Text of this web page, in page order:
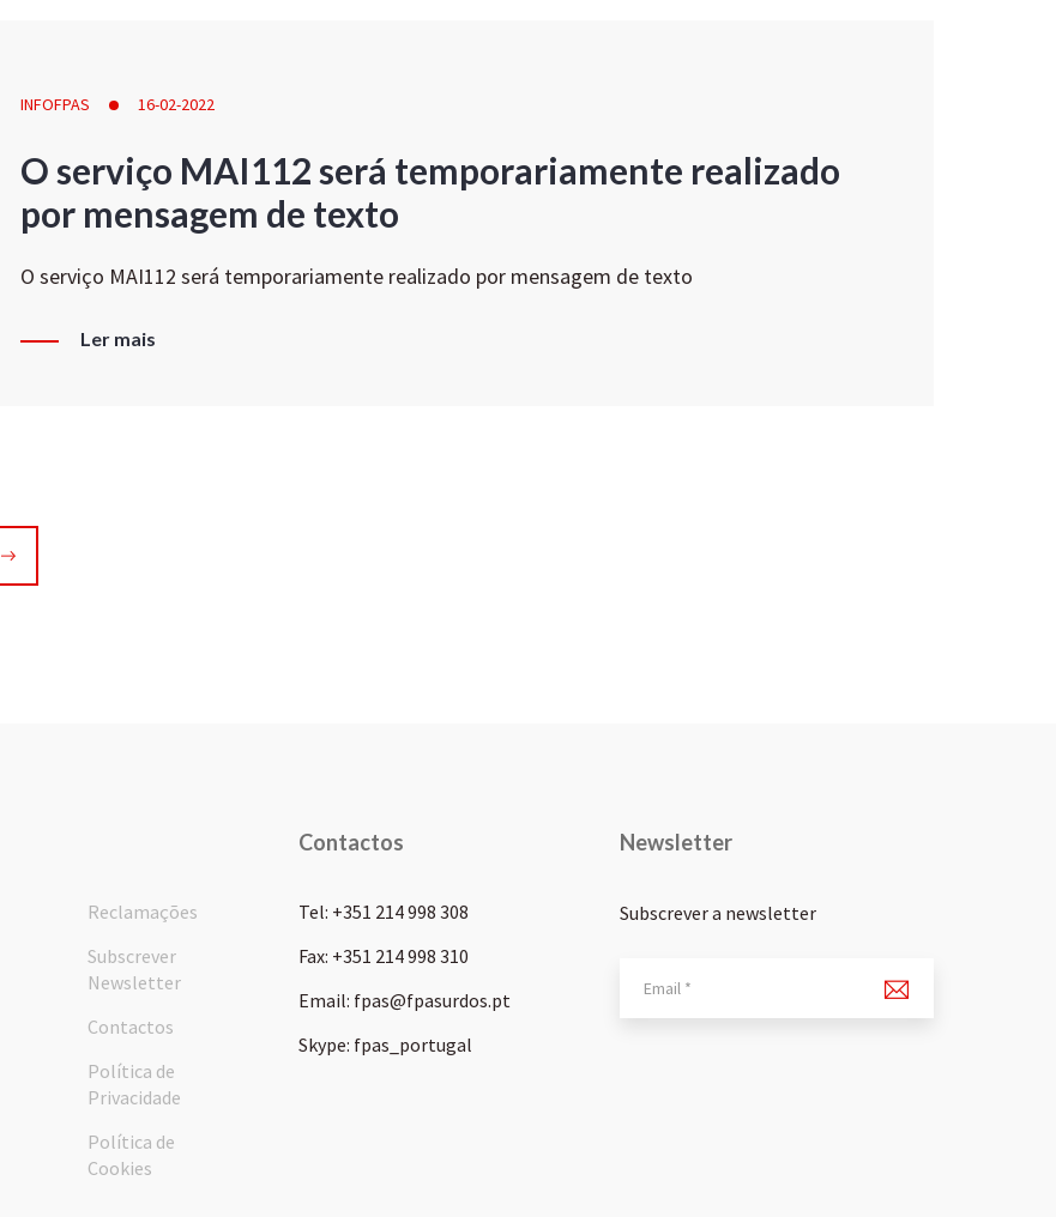
INFOFPAS 16-02-2022
O serviço MAI112 será temporariamente realizado
por mensagem de texto
O serviço MAI112 será temporariamente realizado por mensagem de texto
Ler mais
Reclamações
Subscrever
Newsletter
Contactos
Política de
Privacidade
Política de
Cookies
Contactos
Tel: +351 214 998 308
Fax: +351 214 998 310
Email: fpas@fpasurdos.pt
Skype: fpas_portugal
Newsletter
Subscrever a newsletter